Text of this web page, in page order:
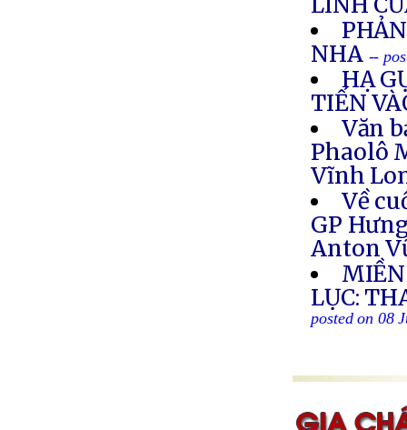
NHA --
HẠ
TIẾN
Văn
Phaolô
Vĩnh
Về
GP
Anton
LỤC:
posted on 08